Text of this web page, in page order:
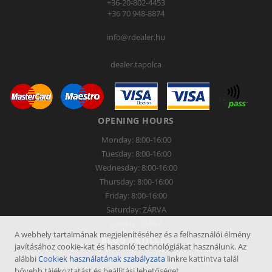
+36-20-802-4453
+36 70 948-8874
info@rdealer.hu
dealer.tapolca
OPENING HOURS
Monday: 8:00-16:00
Tuesday: 8:00-16:00
Wednesday: 8:00-16:00
Thursday: 8:00-16:00
Friday: 8:00-16:00
Saturday: ZÁRVA
BLOG ARTICLES
Lízingelési lehetőség az Rdealer Group-nál
A webhely tartalmának megjelenítéséhez és a felhasználói élmény
javításához cookie-kat és hasonló technológiákat használunk. Az
alábbiCookiek használatának szabályzata linkre kattintva talál